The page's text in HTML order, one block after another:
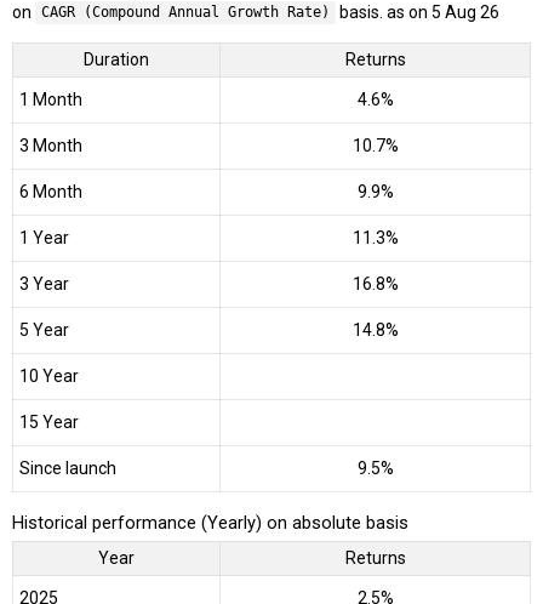
on
CAGR (Compound Annual Growth Rate) basis. as on 5 Aug 26
Duration Returns
1 Month 4.6%
3 Month 10.7%
6 Month 9.9%
1 Year 11.3%
3 Year 16.8%
5 Year 14.8%
10 Year
15 Year
Since launch 9.5%
Historical performance (Yearly) on absolute basis
Year Returns
2025 2.5%